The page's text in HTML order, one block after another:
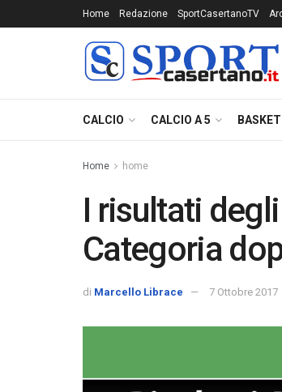
Home Redazione SportCasertanoTV
CALCIO CALCIO A 5 BASKET
Home home
I risultati
Categoria
di Marcello Librace 7 Ottobre 2017